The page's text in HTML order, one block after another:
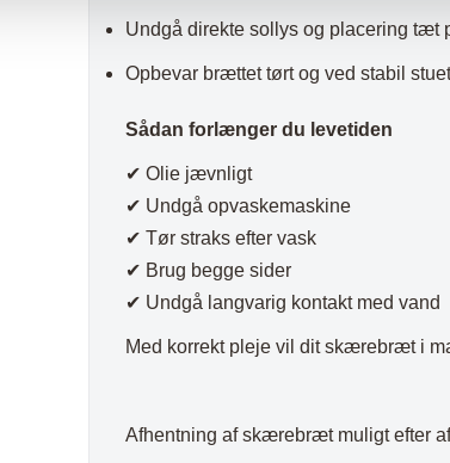
Undgå direkte sollys og placering tæt
Opbevar brættet tørt og ved stabil
Sådan forlænger du levetiden
✔ Olie jævnligt
✔ Undgå opvaskemaskine
✔ Tør straks efter vask
✔ Brug begge sider
✔ Undgå langvarig kontakt med vand
Med korrekt pleje vil dit skærebræt i
Afhentning af skærebræt muligt efter